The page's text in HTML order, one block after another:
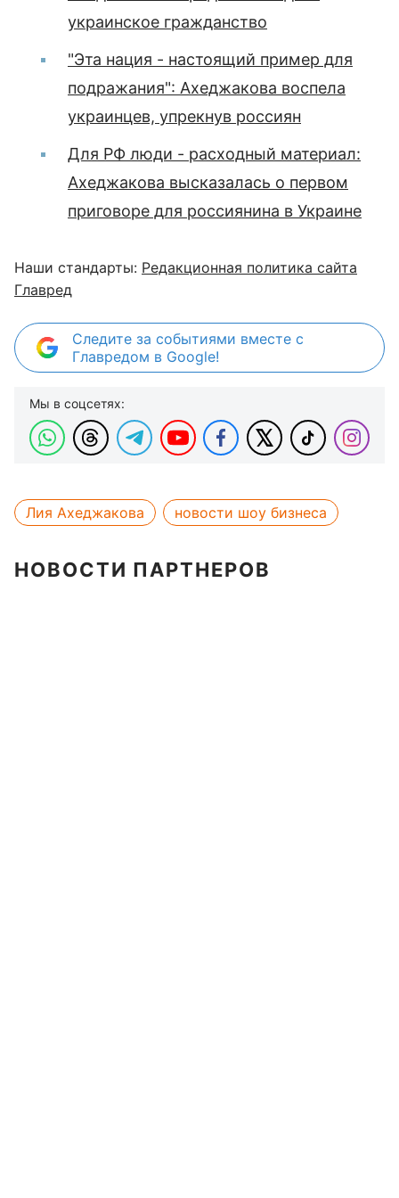
украинское гражданство
"Эта нация - настоящий пример для
подражания": Ахеджакова воспела
украинцев, упрекнув россиян
Для РФ люди - расходный материал:
Ахеджакова высказалась о первом
приговоре для россиянина в Украине
Наши стандарты: Редакционная политика сайта
Главред
Следите за событиями вместе с
Главредом в Google!
Мы в соцсетях:
Лия Ахеджакова новости шоу бизнеса
НОВОСТИ ПАРТНЕРОВ